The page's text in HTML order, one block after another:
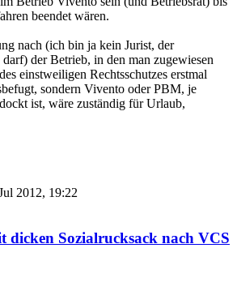
beendet wären.
nach (ich bin ja kein Jurist, der
der Betrieb, in den man zugewiesen
einstweiligen Rechtsschutzes erstmal
sondern Vivento oder PBM, je
ist, wäre zuständig für Urlaub,
2012, 19:22
dicken Sozialrucksack nach VCS